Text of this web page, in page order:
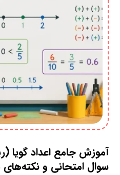
آموزش جامع اعداد گویا
سوال امتحانی و نکته‌های